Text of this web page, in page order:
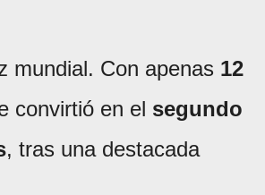
mundial. Con apenas 12
convirtió en el segundo
, tras una destacada